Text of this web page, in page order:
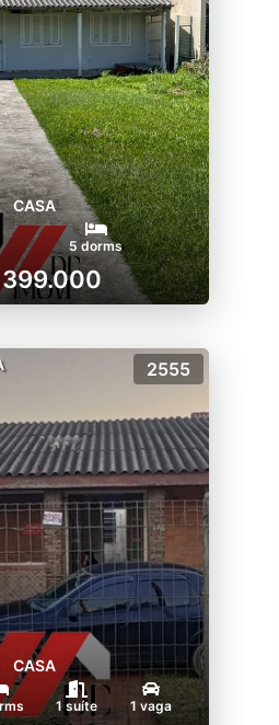
CASA
5 dorms
399.000
2555
CASA
1 suíte 1 vaga